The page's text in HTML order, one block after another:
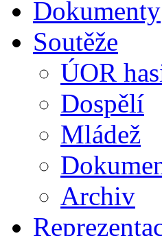
Dokumenty
Soutěže
ÚOR
Dospělí
Mládež
Archiv